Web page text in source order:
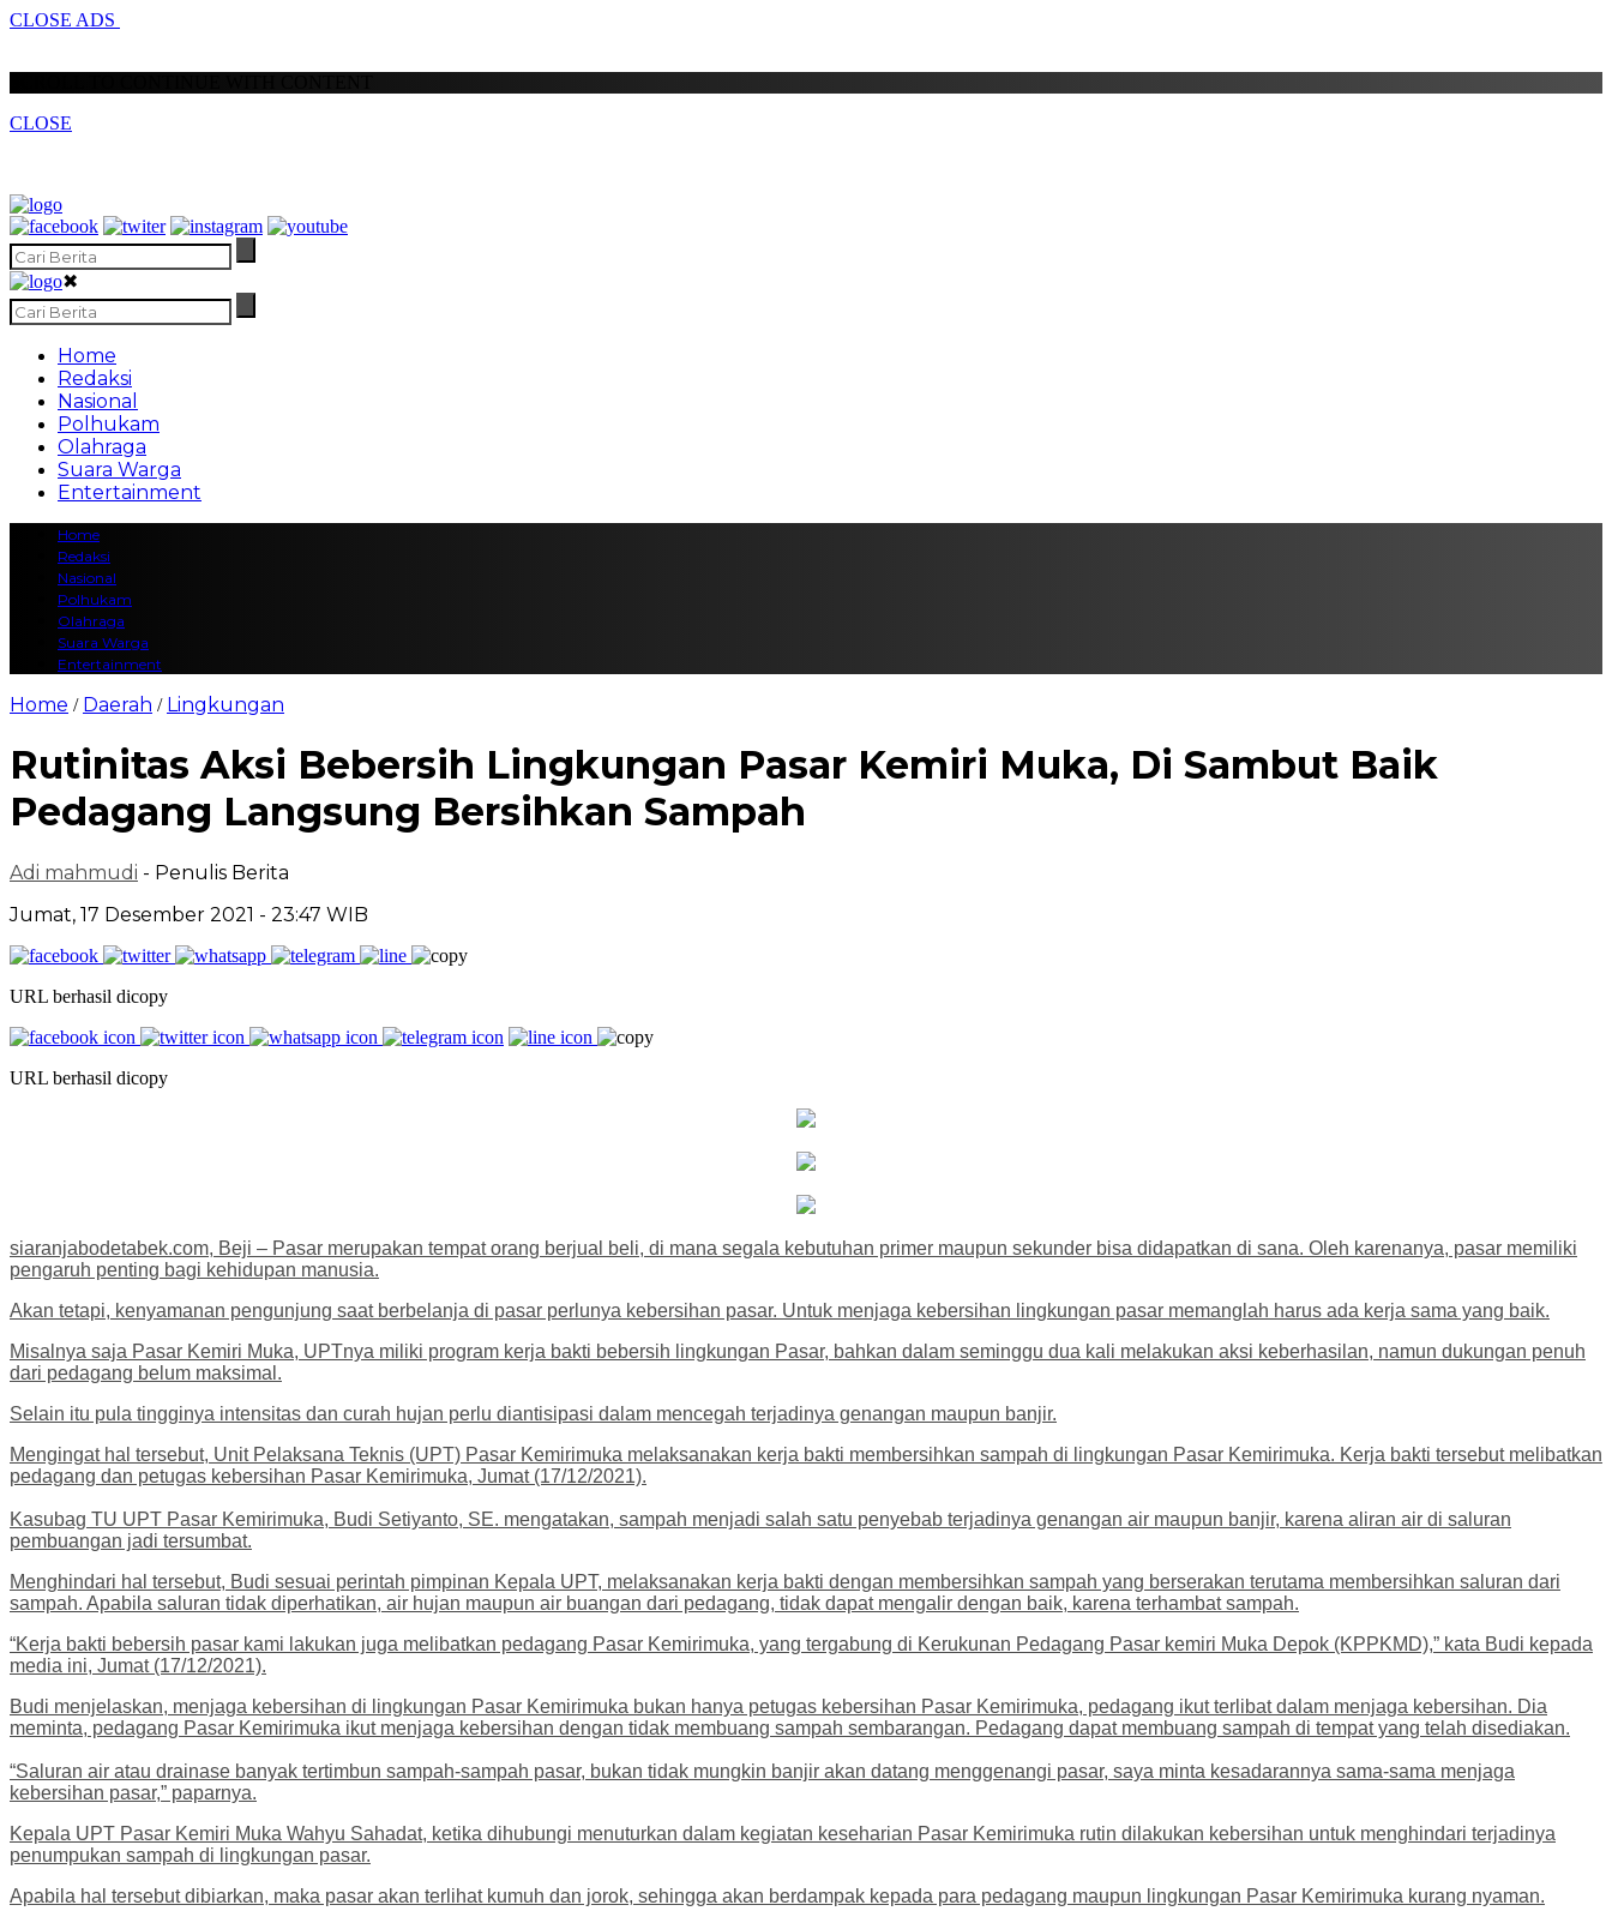
CLOSE ADS
CLOSE
✖
Home
Redaksi
Nasional
Polhukam
Olahraga
Suara Warga
Entertainment
Home
Redaksi
Nasional
Polhukam
Olahraga
Suara Warga
Entertainment
Home / Daerah / Lingkungan
Rutinitas Aksi Bebersih Lingkungan Pasar Kemiri Muka, Di Sambut Baik
Pedagang Langsung Bersihkan Sampah
Adi mahmudi - Penulis Berita
Jumat, 17 Desember 2021 - 23:47 WIB
URL berhasil dicopy
URL berhasil dicopy
siaranjabodetabek.com, Beji – Pasar merupakan tempat orang berjual beli, di mana segala kebutuhan primer maupun sekunder bisa didapatkan di sana. Oleh karenanya, pasar memiliki
pengaruh penting bagi kehidupan manusia.
Akan tetapi, kenyamanan pengunjung saat berbelanja di pasar perlunya kebersihan pasar. Untuk menjaga kebersihan lingkungan pasar memanglah harus ada kerja sama yang baik.
Misalnya saja Pasar Kemiri Muka, UPTnya miliki program kerja bakti bebersih lingkungan Pasar, bahkan dalam seminggu dua kali melakukan aksi keberhasilan, namun dukungan penuh
dari pedagang belum maksimal.
Selain itu pula tingginya intensitas dan curah hujan perlu diantisipasi dalam mencegah terjadinya genangan maupun banjir.
Mengingat hal tersebut, Unit Pelaksana Teknis (UPT) Pasar Kemirimuka melaksanakan kerja bakti membersihkan sampah di lingkungan Pasar Kemirimuka. Kerja bakti tersebut melibatkan
pedagang dan petugas kebersihan Pasar Kemirimuka, Jumat (17/12/2021).
Kasubag TU UPT Pasar Kemirimuka, Budi Setiyanto, SE. mengatakan, sampah menjadi salah satu penyebab terjadinya genangan air maupun banjir, karena aliran air di saluran
pembuangan jadi tersumbat.
Menghindari hal tersebut, Budi sesuai perintah pimpinan Kepala UPT, melaksanakan kerja bakti dengan membersihkan sampah yang berserakan terutama membersihkan saluran dari
sampah. Apabila saluran tidak diperhatikan, air hujan maupun air buangan dari pedagang, tidak dapat mengalir dengan baik, karena terhambat sampah.
“Kerja bakti bebersih pasar kami lakukan juga melibatkan pedagang Pasar Kemirimuka, yang tergabung di Kerukunan Pedagang Pasar kemiri Muka Depok (KPPKMD),” kata Budi kepada
media ini, Jumat (17/12/2021).
Budi menjelaskan, menjaga kebersihan di lingkungan Pasar Kemirimuka bukan hanya petugas kebersihan Pasar Kemirimuka, pedagang ikut terlibat dalam menjaga kebersihan. Dia
meminta, pedagang Pasar Kemirimuka ikut menjaga kebersihan dengan tidak membuang sampah sembarangan. Pedagang dapat membuang sampah di tempat yang telah disediakan.
“Saluran air atau drainase banyak tertimbun sampah-sampah pasar, bukan tidak mungkin banjir akan datang menggenangi pasar, saya minta kesadarannya sama-sama menjaga
kebersihan pasar,” paparnya.
Kepala UPT Pasar Kemiri Muka Wahyu Sahadat, ketika dihubungi menuturkan dalam kegiatan keseharian Pasar Kemirimuka rutin dilakukan kebersihan untuk menghindari terjadinya
penumpukan sampah di lingkungan pasar.
Apabila hal tersebut dibiarkan, maka pasar akan terlihat kumuh dan jorok, sehingga akan berdampak kepada para pedagang maupun lingkungan Pasar Kemirimuka kurang nyaman.